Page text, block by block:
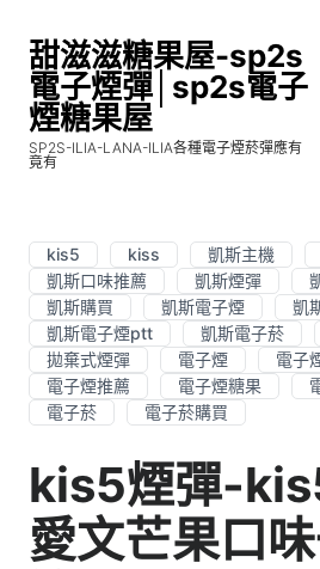
甜滋滋糖果屋-sp2s
電子煙彈│sp2s電子
煙糖果屋
SP2S-ILIA-LANA-ILIA各種電子煙菸彈應有
竟有
kis5 kiss 凱斯主機
凱斯口味推薦
凱斯煙彈
凱斯購買
凱斯電子煙
凱
凱斯電子煙ptt
凱斯電子菸
拋棄式煙彈
電子煙 電子
電子煙推薦
電子煙糖果
電子菸
電子菸購買
kis5煙彈-
愛文芒果口